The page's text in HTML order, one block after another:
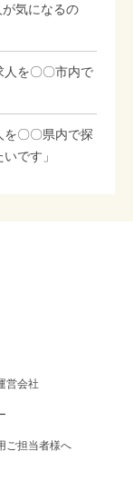
気になるの
人を〇〇市内で
を〇〇県内で探
です」
営会社
ご担当者様へ